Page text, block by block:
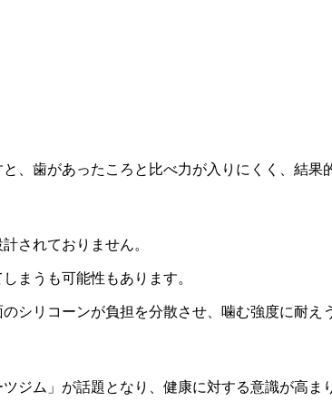
、歯があったころと比べ力が入りにくく、結果
されておりません。
まうも可能性もあります。
リコーンが負担を分散させ、噛む強度に耐え
ジム」が話題となり、健康に対する意識が高ま